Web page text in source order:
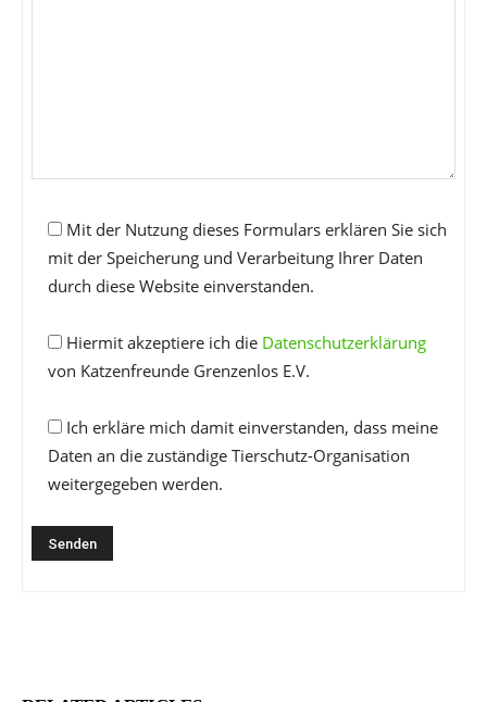
Mit der Nutzung dieses Formulars erklären Sie sich
mit der Speicherung und Verarbeitung Ihrer Daten
durch diese Website einverstanden.
Hiermit akzeptiere ich die Datenschutzerklärung
von Katzenfreunde Grenzenlos E.V.
Ich erkläre mich damit einverstanden, dass meine
Daten an die zuständige Tierschutz-Organisation
weitergegeben werden.